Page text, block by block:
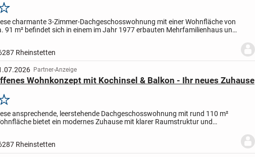
Merken
charmante 3-Zimmer-Dachgeschosswohnung mit einer Wohnfläche von
91 m² befindet sich in einem im Jahr 1977 erbauten Mehrfamilienhaus und
Rheinstetten
Partner-Anzeige
Wohnkonzept mit Kochinsel & Balkon - Ihr neues Zuhause
Merken
ansprechende, leerstehende Dachgeschosswohnung mit rund 110 m²
bietet ein modernes Zuhause mit klarer Raumstruktur und
Rheinstetten